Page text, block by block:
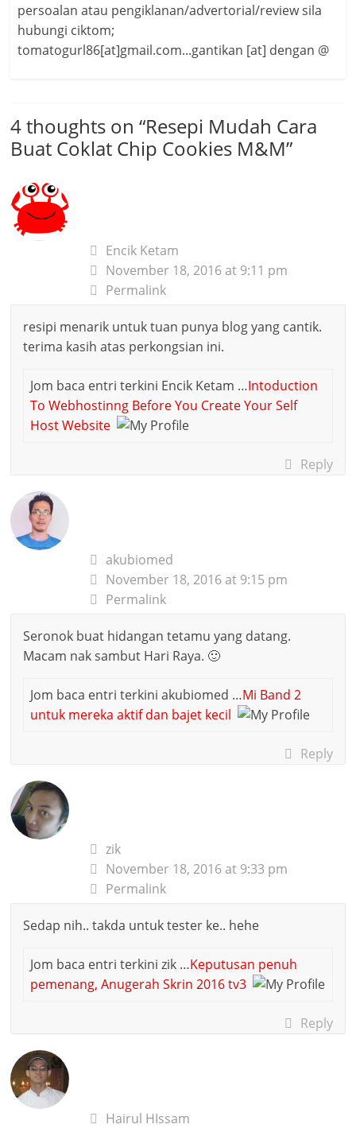
persoalan atau pengiklanan/advertorial/review sila
hubungi ciktom;
tomatogurl86[at]gmail.com...gantikan [at] dengan @
4 thoughts on “Resepi Mudah Cara
Buat Coklat Chip Cookies M&M”
Encik Ketam
November 18, 2016 at 9:11 pm
Permalink
resipi menarik untuk tuan punya blog yang cantik.
terima kasih atas perkongsian ini.
Jom baca entri terkini Encik Ketam …Intoduction
To Webhostinng Before You Create Your Self
Host Website
Reply
akubiomed
November 18, 2016 at 9:15 pm
Permalink
Seronok buat hidangan tetamu yang datang.
Macam nak sambut Hari Raya. 🙂
Jom baca entri terkini akubiomed …Mi Band 2
untuk mereka aktif dan bajet kecil
Reply
zik
November 18, 2016 at 9:33 pm
Permalink
Sedap nih.. takda untuk tester ke.. hehe
Jom baca entri terkini zik …Keputusan penuh
pemenang, Anugerah Skrin 2016 tv3
Reply
Hairul HIssam